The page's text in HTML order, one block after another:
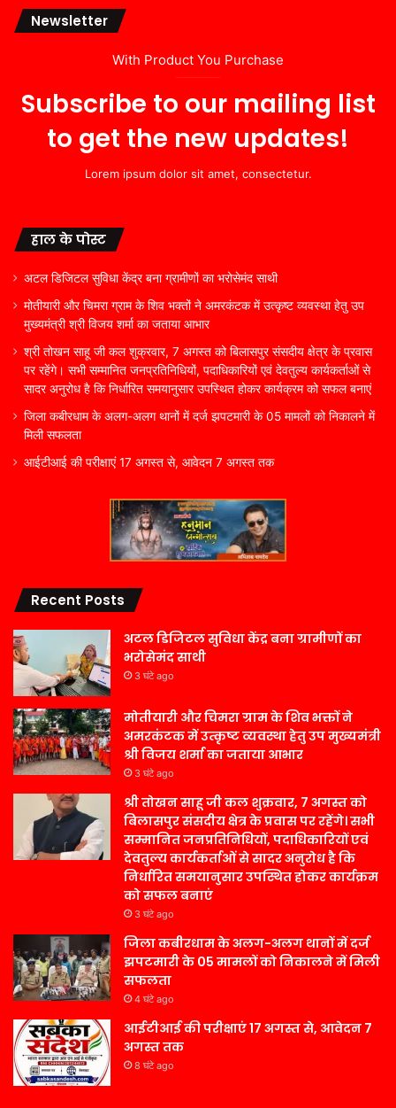
Newsletter
With Product You Purchase
Subscribe to our mailing list
to get the new updates!
Lorem ipsum dolor sit amet, consectetur.
हाल के पोस्ट
अटल डिजिटल सुविधा केंद्र बना ग्रामीणों का भरोसेमंद साथी
मोतीयारी और चिमरा ग्राम के शिव भक्तों ने अमरकंटक में उत्कृष्ट व्यवस्था हेतु उप
मुख्यमंत्री श्री विजय शर्मा का जताया आभार
श्री तोखन साहू जी कल शुक्रवार, 7 अगस्त को बिलासपुर संसदीय क्षेत्र के प्रवास
पर रहेंगे। सभी सम्मानित जनप्रतिनिधियों, पदाधिकारियों एवं देवतुल्य कार्यकर्ताओं से
सादर अनुरोध है कि निर्धारित समयानुसार उपस्थित होकर कार्यक्रम को सफल बनाएं
जिला कबीरधाम के अलग-अलग थानों में दर्ज झपटमारी के 05 मामलों को निकालने में
मिली सफलता
आईटीआई की परीक्षाएं 17 अगस्त से, आवेदन 7 अगस्त तक
Recent Posts
अटल डिजिटल सुविधा केंद्र बना ग्रामीणों का
भरोसेमंद साथी
3 घंटे ago
मोतीयारी और चिमरा ग्राम के शिव भक्तों ने
अमरकंटक में उत्कृष्ट व्यवस्था हेतु उप मुख्यमंत्री
श्री विजय शर्मा का जताया आभार
3 घंटे ago
श्री तोखन साहू जी कल शुक्रवार, 7 अगस्त को
बिलासपुर संसदीय क्षेत्र के प्रवास पर रहेंगे। सभी
सम्मानित जनप्रतिनिधियों, पदाधिकारियों एवं
देवतुल्य कार्यकर्ताओं से सादर अनुरोध है कि
निर्धारित समयानुसार उपस्थित होकर कार्यक्रम
को सफल बनाएं
3 घंटे ago
जिला कबीरधाम के अलग-अलग थानों में दर्ज
झपटमारी के 05 मामलों को निकालने में मिली
सफलता
4 घंटे ago
आईटीआई की परीक्षाएं 17 अगस्त से, आवेदन 7
अगस्त तक
8 घंटे ago